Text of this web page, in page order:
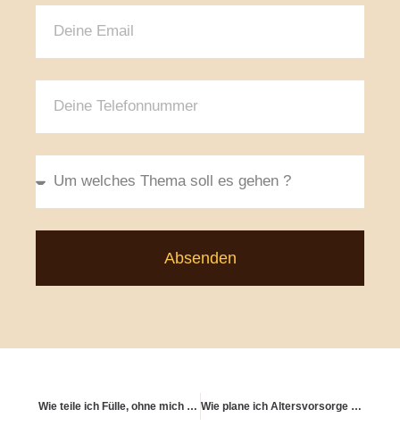
Absenden
Wie teile ich Fülle, ohne mich leer zu machen? Wie plane ich Altersvorsorge als Paar?